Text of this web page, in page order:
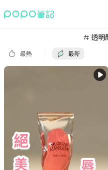
透明
最熱 最新